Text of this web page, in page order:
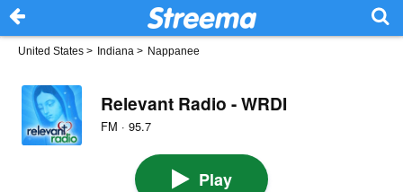
United States > Indiana > Nappanee
Relevant Radio - WRDI
FM · 95.7
Play